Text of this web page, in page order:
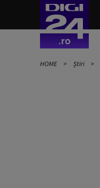
HOME Știri